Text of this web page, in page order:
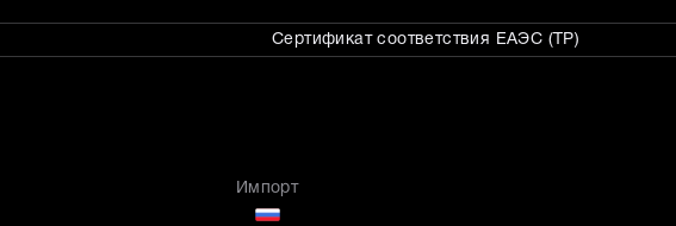
Сертификат соответствия ЕАЭС (ТР)
Импорт